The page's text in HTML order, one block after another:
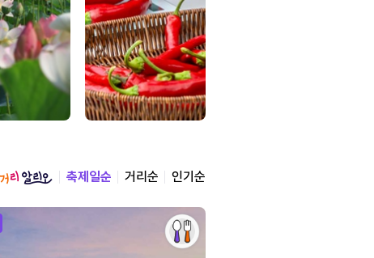
축제일순 거리순 인기순